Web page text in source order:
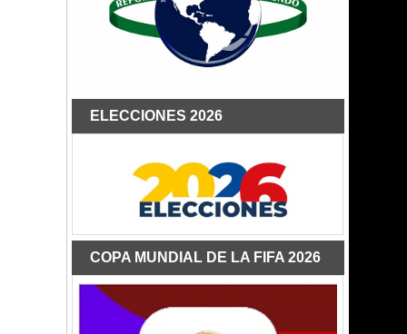
ELECCIONES 2026
COPA MUNDIAL DE LA FIFA 2026